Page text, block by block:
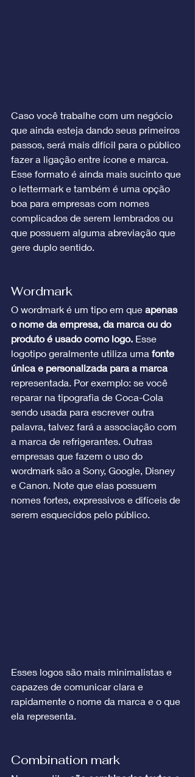
Caso você trabalhe com um negócio
que ainda esteja dando seus primeiros
passos, será mais difícil para o público
fazer a ligação entre ícone e marca.
Esse formato é ainda mais sucinto que
o lettermark e também é uma opção
boa para empresas com nomes
complicados de serem lembrados ou
que possuem alguma abreviação que
gere duplo sentido.
Wordmark
O wordmark é um tipo em que apenas
o nome da empresa, da marca ou do
produto é usado como logo. Esse
logotipo geralmente utiliza uma fonte
única e personalizada para a marca
representada. Por exemplo: se você
reparar na tipografia de Coca-Cola
sendo usada para escrever outra
palavra, talvez fará a associação com
a marca de refrigerantes. Outras
empresas que fazem o uso do
wordmark são a Sony, Google, Disney
e Canon. Note que elas possuem
nomes fortes, expressivos e difíceis de
serem esquecidos pelo público.
Esses logos são mais minimalistas e
capazes de comunicar clara e
rapidamente o nome da marca e o que
ela representa.
Combination mark